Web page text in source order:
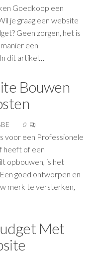
Goedkoop een
je graag een website
Geen zorgen, het is
een
dit artikel…
Bouwen
0
voor een Professionele
heeft of een
opbouwen, is het
goed ontworpen en
merk te versterken,
Met